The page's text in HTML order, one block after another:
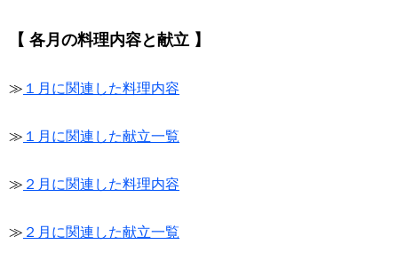
【 各月の料理内容と献立 】
≫ １月に関連した料理内容
≫ １月に関連した献立一覧
≫ ２月に関連した料理内容
≫ ２月に関連した献立一覧